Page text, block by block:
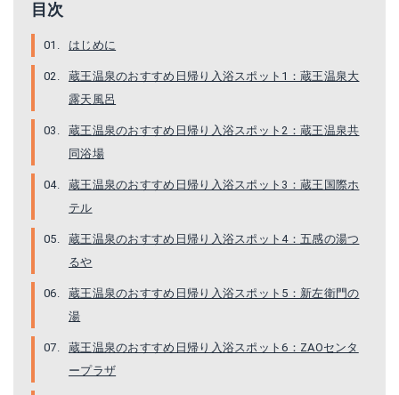
目次
はじめに
蔵王温泉のおすすめ日帰り入浴スポット1：蔵王温泉大
露天風呂
蔵王温泉のおすすめ日帰り入浴スポット2：蔵王温泉共
同浴場
蔵王温泉のおすすめ日帰り入浴スポット3：蔵王国際ホ
テル
蔵王温泉のおすすめ日帰り入浴スポット4：五感の湯つ
るや
蔵王温泉のおすすめ日帰り入浴スポット5：新左衛門の
湯
蔵王温泉のおすすめ日帰り入浴スポット6：ZAOセンタ
ープラザ